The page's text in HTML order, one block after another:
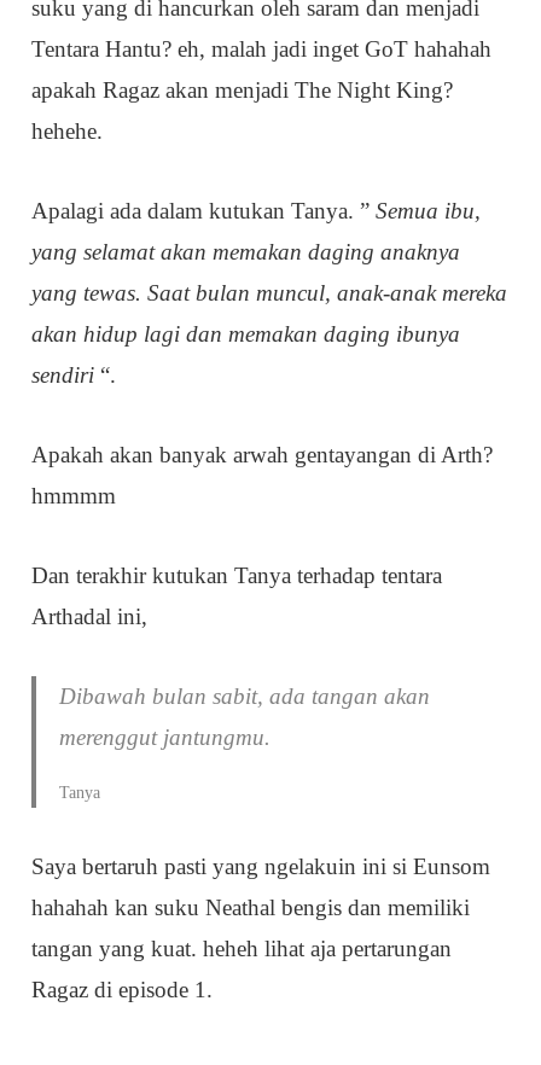
suku yang di hancurkan oleh saram dan menjadi
Tentara Hantu? eh, malah jadi inget GoT hahahah
apakah Ragaz akan menjadi The Night King?
hehehe.
Apalagi ada dalam kutukan Tanya. ”Semua ibu,
yang selamat akan memakan daging anaknya
yang tewas. Saat bulan muncul, anak-anak mereka
akan hidup lagi dan memakan daging ibunya
sendiri “.
Apakah akan banyak arwah gentayangan di Arth?
hmmmm
Dan terakhir kutukan Tanya terhadap tentara
Arthadal ini,
Dibawah bulan sabit, ada tangan akan
merenggut jantungmu.
Tanya
Saya bertaruh pasti yang ngelakuin ini si Eunsom
hahahah kan suku Neathal bengis dan memiliki
tangan yang kuat. heheh lihat aja pertarungan
Ragaz di episode 1.